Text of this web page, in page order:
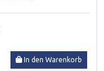
In den Warenkorb